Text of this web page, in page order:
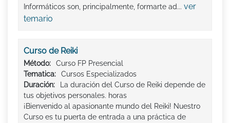
Informáticos son, principalmente, formarte ad... ver
temario
Curso de Reiki
Método:
Curso FP Presencial
Tematica:
Cursos Especializados
Duración:
La duración del Curso de Reiki depende de
tus objetivos personales. horas
¡Bienvenido al apasionante mundo del Reiki! Nuestro
Curso es tu puerta de entrada a una práctica de